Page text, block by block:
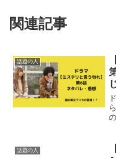
関連記事
話題の人
話題の人